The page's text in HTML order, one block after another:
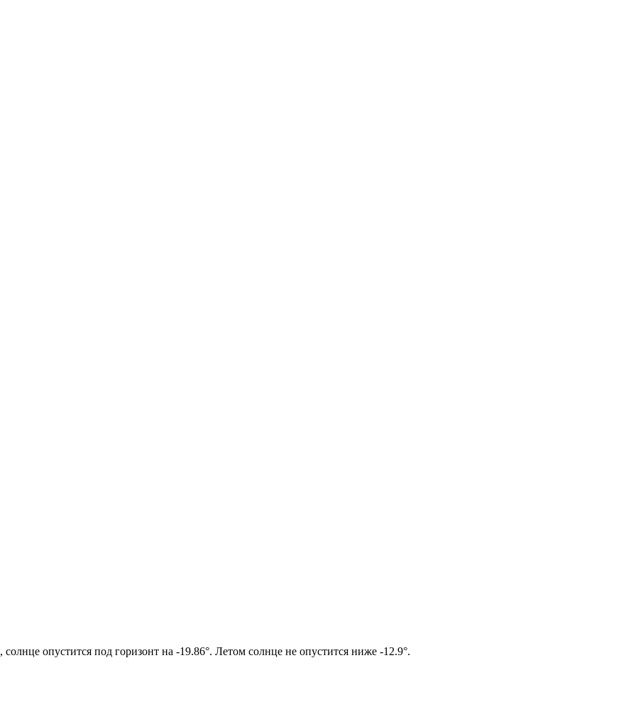
Новый день по солнечному календарю. Сегодня, إن شاء الله, солнце опустится под горизонт на -19.86°. Летом солнце не опустится ниже -12.9°.